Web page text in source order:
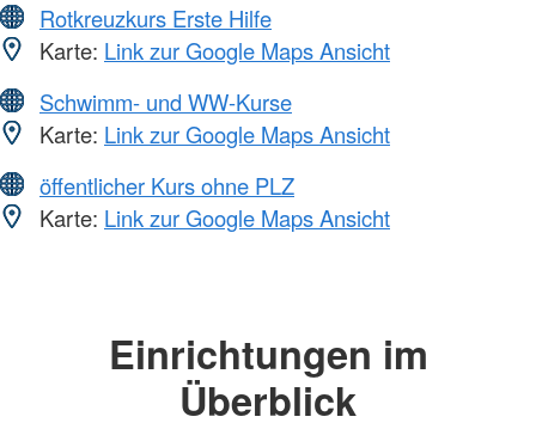
Rotkreuzkurs Erste Hilfe
Karte: Link zur Google Maps Ansicht
Schwimm- und WW-Kurse
Karte: Link zur Google Maps Ansicht
öffentlicher Kurs ohne PLZ
Karte: Link zur Google Maps Ansicht
Einrichtungen im
Überblick